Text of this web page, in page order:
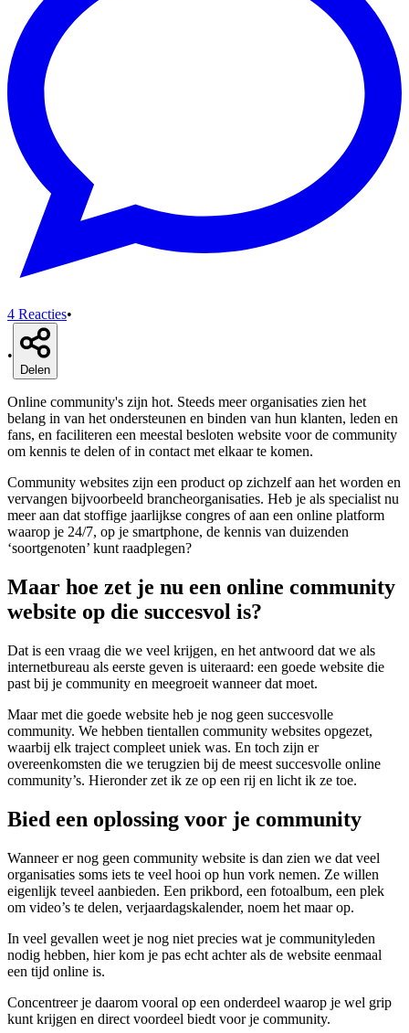
4 Reacties•
•
Delen
Online community's zijn hot. Steeds meer organisaties zien het
belang in van het ondersteunen en binden van hun klanten, leden en
fans, en faciliteren een meestal besloten website voor de community
om kennis te delen of in contact met elkaar te komen.
Community websites zijn een product op zichzelf aan het worden en
vervangen bijvoorbeeld brancheorganisaties. Heb je als specialist nu
meer aan dat stoffige jaarlijkse congres of aan een online platform
waarop je 24/7, op je smartphone, de kennis van duizenden
‘soortgenoten’ kunt raadplegen?
Maar hoe zet je nu een online community
website op die succesvol is?
Dat is een vraag die we veel krijgen, en het antwoord dat we als
internetbureau als eerste geven is uiteraard: een goede website die
past bij je community en meegroeit wanneer dat moet.
Maar met die goede website heb je nog geen succesvolle
community. We hebben tientallen community websites opgezet,
waarbij elk traject compleet uniek was. En toch zijn er
overeenkomsten die we terugzien bij de meest succesvolle online
community’s. Hieronder zet ik ze op een rij en licht ik ze toe.
Bied een oplossing voor je community
Wanneer er nog geen community website is dan zien we dat veel
organisaties soms iets te veel hooi op hun vork nemen. Ze willen
eigenlijk teveel aanbieden. Een prikbord, een fotoalbum, een plek
om video’s te delen, verjaardagskalender, noem het maar op.
In veel gevallen weet je nog niet precies wat je communityleden
nodig hebben, hier kom je pas echt achter als de website eenmaal
een tijd online is.
Concentreer je daarom vooral op een onderdeel waarop je wel grip
kunt krijgen en direct voordeel biedt voor je community.